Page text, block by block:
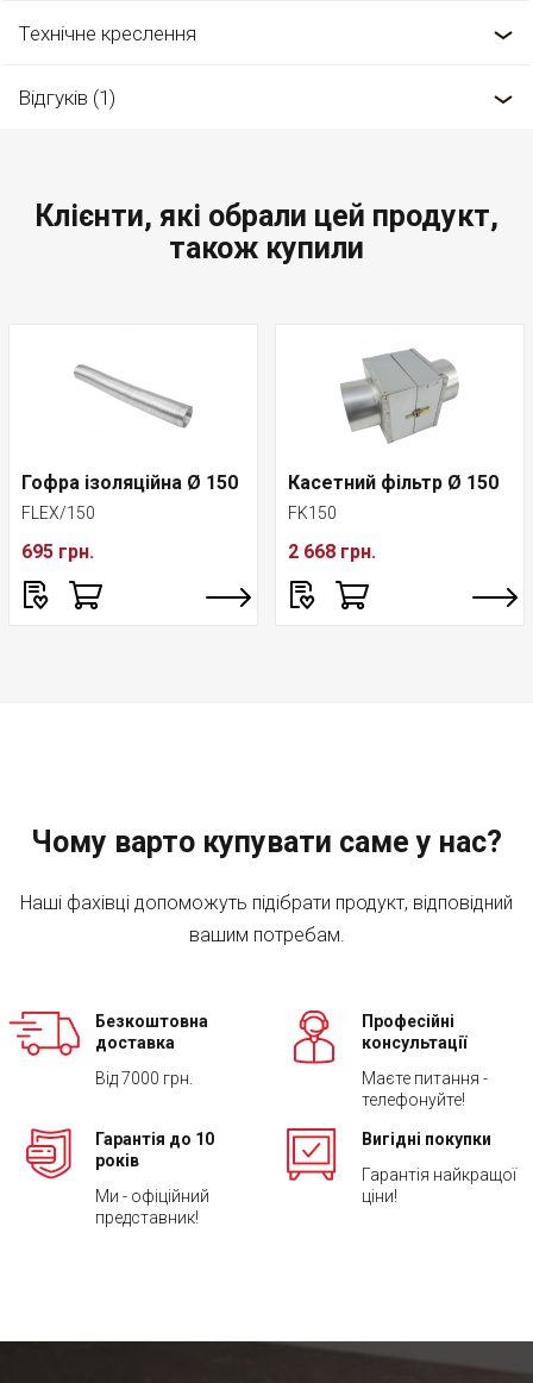
Технічне креслення
Відгуків (1)
Клієнти, які обрали цей продукт,
також купили
Гофра ізоляційна Ø 150
FLEX/150
695 грн.
Касетний фільтр Ø 150
FK150
2 668 грн.
Чому варто купувати саме у нас?
Наші фахівці допоможуть підібрати продукт, відповідний
вашим потребам.
Безкоштовна
доставка
Від 7000 грн.
Професійні
консультації
Маєте питання -
телефонуйте!
Гарантія до 10
років
Ми - офіційний
представник!
Вигідні покупки
Гарантія найкращої
ціни!